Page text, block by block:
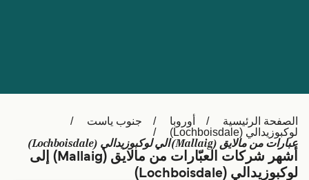
België (NL)
Ελλάδα
Belgique (FR)
Polska
Deutschland
Schweiz (DE)
Norge
الصفحة الرئيسية أوروبا
جنوب ياست
لوكبوزيدالي (Lochboisdale)
عبارات من مالايق (Mallaig) الي لوكبوزيدالي (Lochboisdale)
أشهر شركات العبّارات من مالايق (Mallaig) إلى
لوكبوزيدالي (Lochboisdale)